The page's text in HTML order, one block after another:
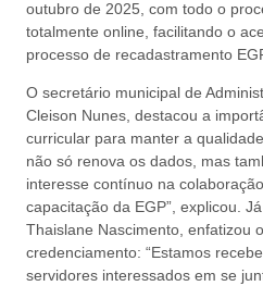
outubro de 2025, com todo o
totalmente online, facilitando o
processo de recadastramento
O secretário municipal de
Cleison Nunes, destacou a
curricular para manter a
não só renova os dados, mas
interesse contínuo na
capacitação da EGP”, explicou.
Thaislane Nascimento, enfatizou
credenciamento: “Estamos
servidores interessados em se